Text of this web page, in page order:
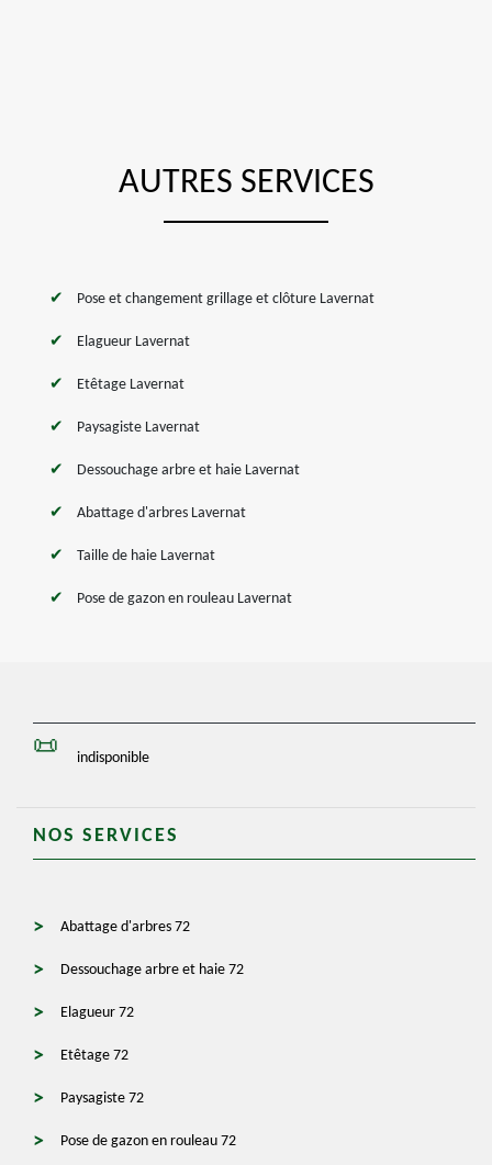
AUTRES SERVICES
Pose et changement grillage et clôture Lavernat
Elagueur Lavernat
Etêtage Lavernat
Paysagiste Lavernat
Dessouchage arbre et haie Lavernat
Abattage d'arbres Lavernat
Taille de haie Lavernat
Pose de gazon en rouleau Lavernat
indisponible
NOS SERVICES
Abattage d'arbres 72
Dessouchage arbre et haie 72
Elagueur 72
Etêtage 72
Paysagiste 72
Pose de gazon en rouleau 72